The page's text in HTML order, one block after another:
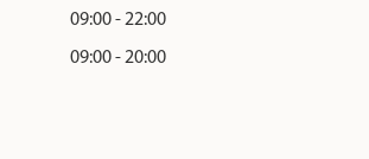
09:00 - 22:00
09:00 - 20:00